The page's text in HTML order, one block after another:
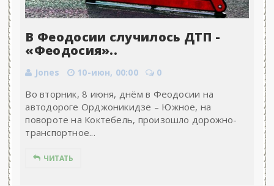
В Феодосии случилось ДТП -
«Феодосия»..
Jones 10-июн, 00:00 0
Во вторник, 8 июня, днём в Феодосии на
автодороге Орджоникидзе – Южное, на
повороте на Коктебель, произошло дорожно-
транспортное...
ЧИТАТЬ